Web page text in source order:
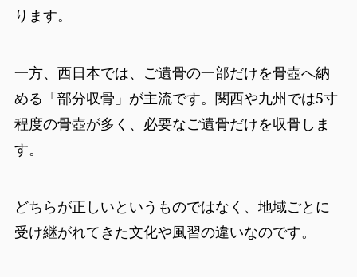
ります。
一方、西日本では、ご遺骨の一部だけを骨壺へ納
める「部分収骨」が主流です。関西や九州では5寸
程度の骨壺が多く、必要なご遺骨だけを収骨しま
す。
どちらが正しいというものではなく、地域ごとに
受け継がれてきた文化や風習の違いなのです。